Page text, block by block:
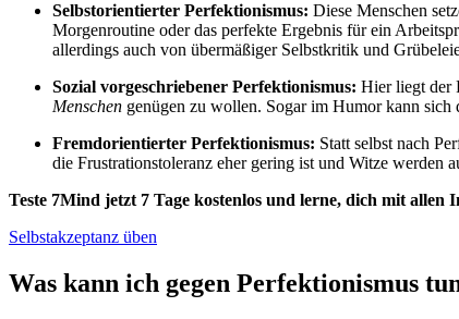
Selbstorientierter Perfektionismus: Diese Menschen
Morgenroutine oder das perfekte Ergebnis für ein
allerdings auch von übermäßiger Selbstkritik und
Sozial vorgeschriebener Perfektionismus: Hier liegt der
Menschen genügen zu wollen. Sogar im Humor kann
Fremdorientierter Perfektionismus: Statt selbst nach
die Frustrationstoleranz eher gering ist und Witze
Teste 7Mind jetzt 7 Tage kostenlos und lerne, dich mit allen
Selbstakzeptanz üben
Was kann ich gegen Perfektionismus